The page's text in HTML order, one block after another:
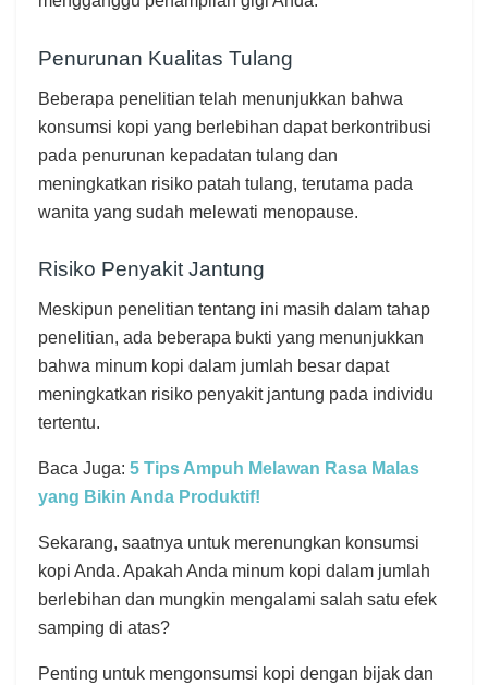
Penurunan Kualitas Tulang
Beberapa penelitian telah menunjukkan bahwa
konsumsi kopi yang berlebihan dapat berkontribusi
pada penurunan kepadatan tulang dan
meningkatkan risiko patah tulang, terutama pada
wanita yang sudah melewati menopause.
Risiko Penyakit Jantung
Meskipun penelitian tentang ini masih dalam tahap
penelitian, ada beberapa bukti yang menunjukkan
bahwa minum kopi dalam jumlah besar dapat
meningkatkan risiko penyakit jantung pada individu
tertentu.
Baca Juga: 5 Tips Ampuh Melawan Rasa Malas
yang Bikin Anda Produktif!
Sekarang, saatnya untuk merenungkan konsumsi
kopi Anda. Apakah Anda minum kopi dalam jumlah
berlebihan dan mungkin mengalami salah satu efek
samping di atas?
Penting untuk mengonsumsi kopi dengan bijak dan